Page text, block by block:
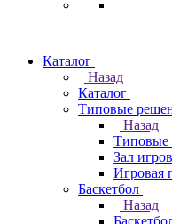
Каталог
Назад
Каталог
Типовые
Назад
Типовые
Зал
Игровая
Баскетбол
Назад